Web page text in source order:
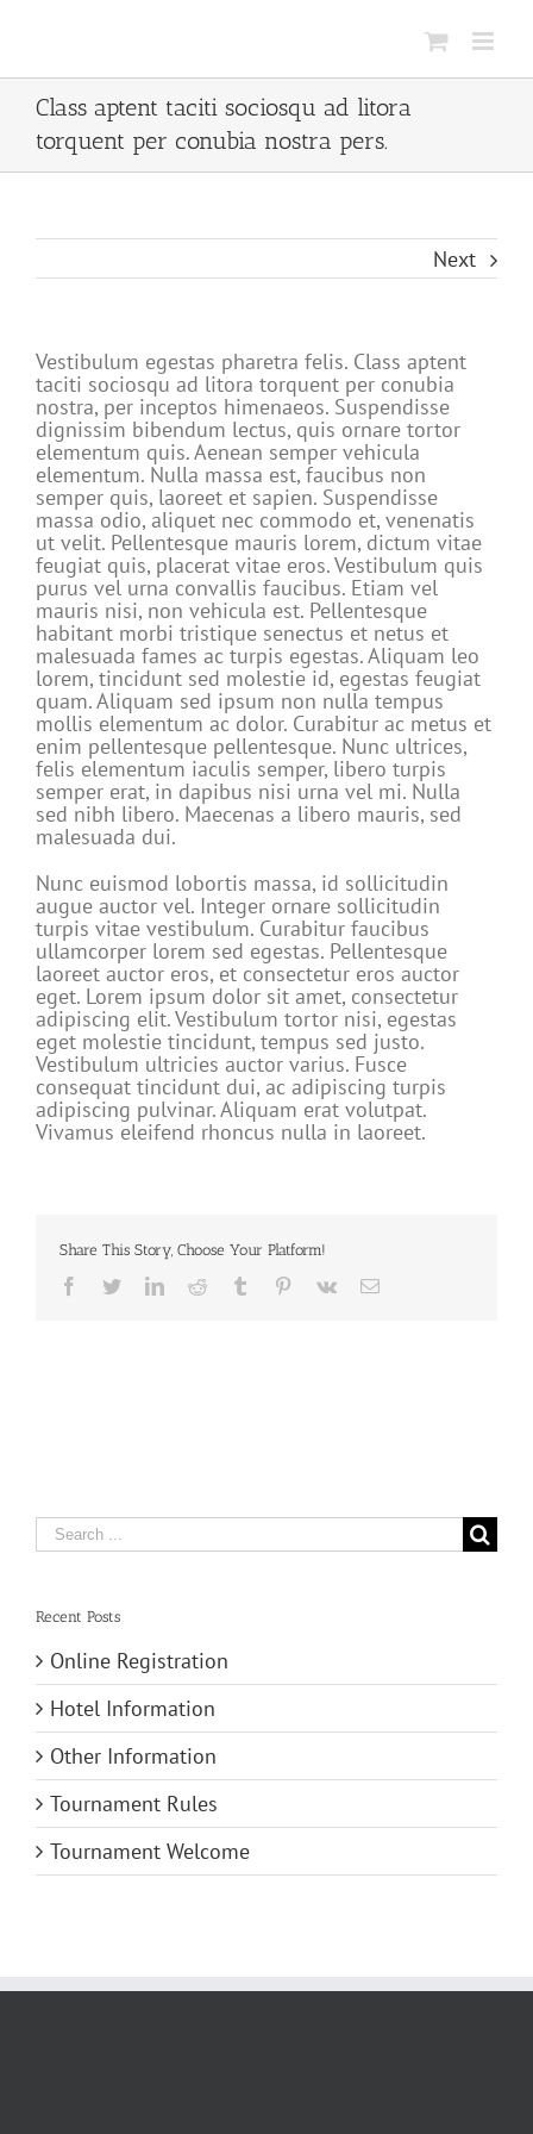
Class aptent taciti sociosqu ad litora
torquent per conubia nostra pers.
Next
Vestibulum egestas pharetra felis. Class aptent
taciti sociosqu ad litora torquent per conubia
nostra, per inceptos himenaeos. Suspendisse
dignissim bibendum lectus, quis ornare tortor
elementum quis. Aenean semper vehicula
elementum. Nulla massa est, faucibus non
semper quis, laoreet et sapien. Suspendisse
massa odio, aliquet nec commodo et, venenatis
ut velit. Pellentesque mauris lorem, dictum vitae
feugiat quis, placerat vitae eros. Vestibulum quis
purus vel urna convallis faucibus. Etiam vel
mauris nisi, non vehicula est. Pellentesque
habitant morbi tristique senectus et netus et
malesuada fames ac turpis egestas. Aliquam leo
lorem, tincidunt sed molestie id, egestas feugiat
quam. Aliquam sed ipsum non nulla tempus
mollis elementum ac dolor. Curabitur ac metus et
enim pellentesque pellentesque. Nunc ultrices,
felis elementum iaculis semper, libero turpis
semper erat, in dapibus nisi urna vel mi. Nulla
sed nibh libero. Maecenas a libero mauris, sed
malesuada dui.
Nunc euismod lobortis massa, id sollicitudin
augue auctor vel. Integer ornare sollicitudin
turpis vitae vestibulum. Curabitur faucibus
ullamcorper lorem sed egestas. Pellentesque
laoreet auctor eros, et consectetur eros auctor
eget. Lorem ipsum dolor sit amet, consectetur
adipiscing elit. Vestibulum tortor nisi, egestas
eget molestie tincidunt, tempus sed justo.
Vestibulum ultricies auctor varius. Fusce
consequat tincidunt dui, ac adipiscing turpis
adipiscing pulvinar. Aliquam erat volutpat.
Vivamus eleifend rhoncus nulla in laoreet.
Share This Story, Choose Your Platform!
Facebook
TwitterLinkedInReddit Tumblr Pinterest
Vk Email
Search
for:
Recent Posts
Online Registration
Hotel Information
Other Information
Tournament Rules
Tournament Welcome